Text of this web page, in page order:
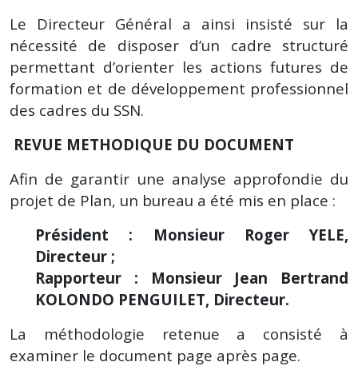
Le Directeur Général a ainsi insisté sur la
nécessité de disposer d’un cadre structuré
permettant d’orienter les actions futures de
formation et de développement professionnel
des cadres du SSN.
REVUE METHODIQUE DU DOCUMENT
Afin de garantir une analyse approfondie du
projet de Plan, un bureau a été mis en place :
Président : Monsieur Roger YELE,
Directeur ;
Rapporteur : Monsieur Jean Bertrand
KOLONDO PENGUILET, Directeur.
La méthodologie retenue a consisté à
examiner le document page après page.